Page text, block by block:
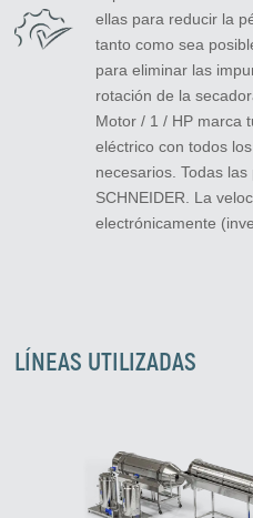
ellas para reducir la
tanto como sea
para eliminar las
rotación de la
Motor / 1 / HP marca
eléctrico con todos
necesarios. Todas
SCHNEIDER. La
electrónicamente
LÍNEAS UTILIZADASZirve